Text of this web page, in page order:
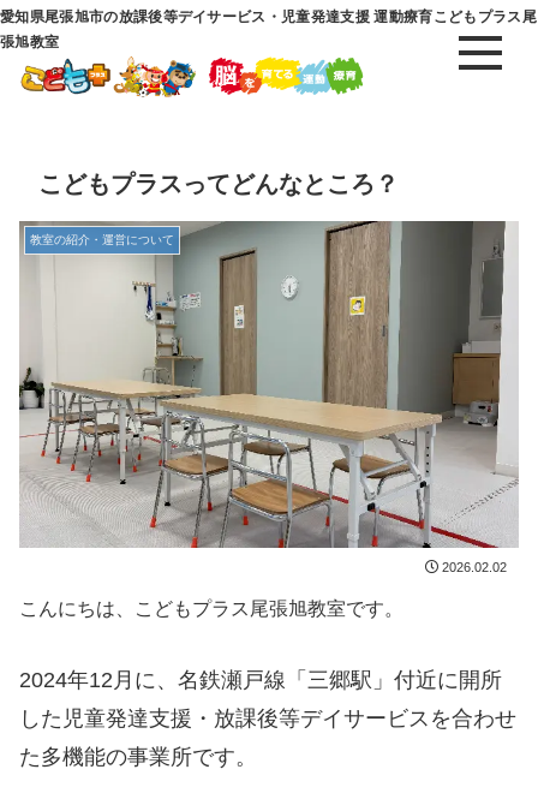
愛知県尾張旭市の放課後等デイサービス・児童発達支援 運動療育こどもプラス尾
張旭教室
こどもプラスってどんなところ？
教室の紹介・運営について
2026.02.02
こんにちは、こどもプラス尾張旭教室です。
2024年12月に、名鉄瀬戸線「三郷駅」付近に開所
した 児童発達支援・放課後等デイサービスを合わせ
た多機能の事業所です。